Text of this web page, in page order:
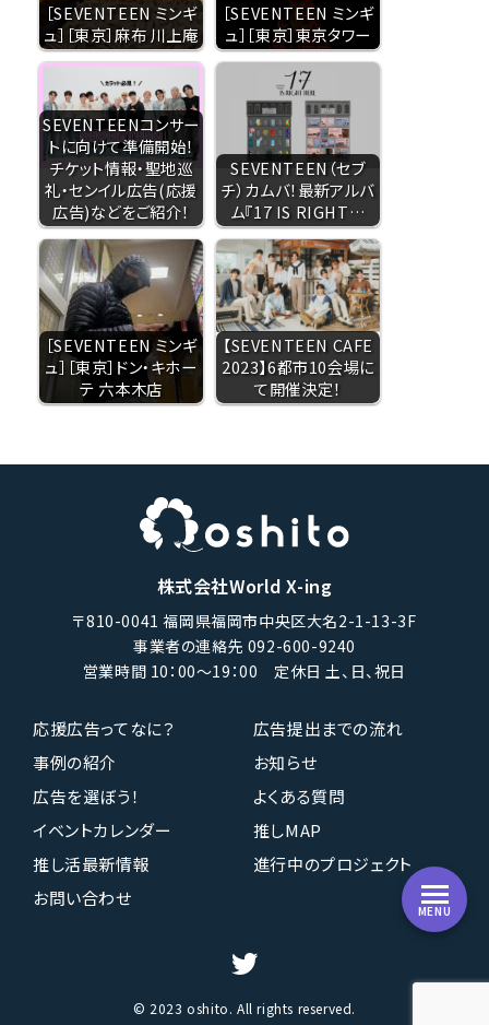
［SEVENTEEN ミンギ
ュ］［東京］麻布 川上庵
［SEVENTEEN ミンギ
ュ］［東京］東京タワー
SEVENTEENコンサー
トに向けて準備開始！
チケット情報・聖地巡
礼・センイル広告(応援
広告)などをご紹介！
SEVENTEEN（セブ
チ）カムバ！最新アルバ
ム『17 IS RIGHT…
［SEVENTEEN ミンギ
ュ］［東京］ドン・キホー
テ 六本木店
【SEVENTEEN CAFE
2023】6都市10会場に
て開催決定！
株式会社World X-ing
〒810-0041 福岡県福岡市中央区大名2-1-13-3F
事業者の連絡先 092-600-9240
営業時間 10：00〜19：00 定休日 土、日、祝日
MENU
応援広告ってなに？
広告提出までの流れ
事例の紹介
お知らせ
広告を選ぼう！
よくある質問
イベントカレンダー
推しMAP
推し活最新情報
進行中のプロジェクト
お問い合わせ
© 2023 oshito. All rights reserved.